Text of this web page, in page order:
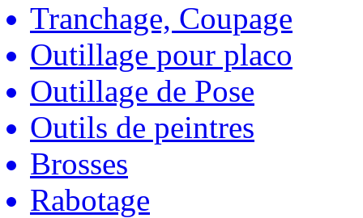
Tranchage, Coupage
Outillage pour placo
Outillage de Pose
Outils de peintres
Brosses
Rabotage